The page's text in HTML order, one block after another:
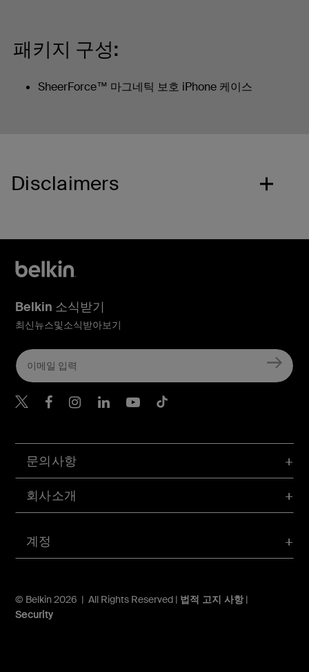
패키지 구성:
SheerForce™ 마그네틱 보호 iPhone 케이스
Disclaimers
계정
문의사항
회사소개
© Belkin 2026 | All Rights Reserved | 법적 고지 사항|
Security
Belkin 소식받기
최신뉴스및소식받아보기
Belkin Twitter